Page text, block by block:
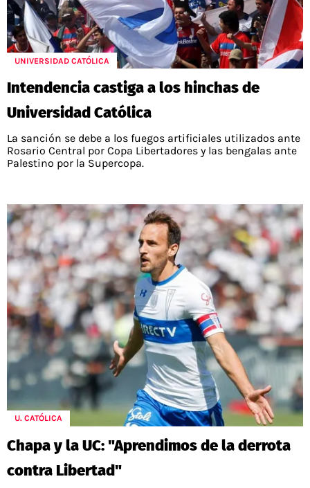
UNIVERSIDAD CATÓLICA
Intendencia castiga a los hinchas de
Universidad Católica
La sanción se debe a los fuegos artificiales utilizados ante
Rosario Central por Copa Libertadores y las bengalas ante
Palestino por la Supercopa.
U. CATÓLICA
Chapa y la UC: "Aprendimos de la derrota
contra Libertad"